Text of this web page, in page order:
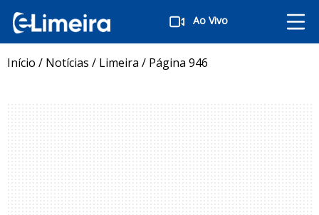
Ao Vivo
Início / Notícias / Limeira / Página 946